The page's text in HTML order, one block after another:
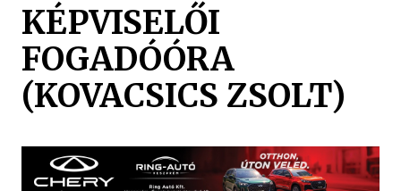
KÉPVISELŐI
FOGADÓÓRA
(KOVACSICS ZSOLT)